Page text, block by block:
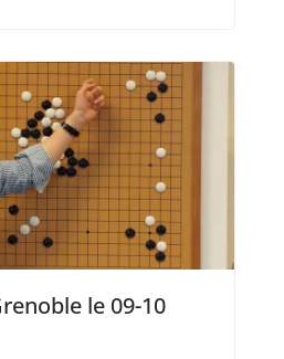
le 09-10